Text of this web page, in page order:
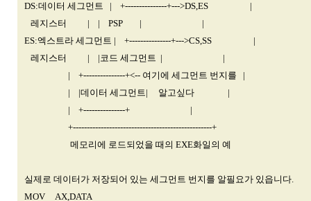
DS:데이터 세그먼트 | +---------------+--->DS,ES |
레지스터 | | PSP | |
ES:엑스트라 세그먼트 | +---------------+--->CS,SS |
레지스터 | |코드 세그먼트 | |
| +---------------+<-- 여기에 세그먼트 번지를 |
| |데이터 세그먼트| 알고싶다 |
| +---------------+ |
+--------------------------------------------------+
메모리에 로드되었을 때의 EXE화일의 예
실제로 데이터가 저장되어 있는 세그먼트 번지를 알필요가 있읍니다.
MOV AX,DATA